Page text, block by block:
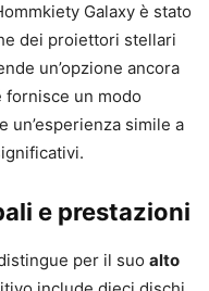
Galaxy è stato
dei proiettori stellari
un’opzione ancora
fornisce un modo
simile a
e prestazioni
per il suo alto